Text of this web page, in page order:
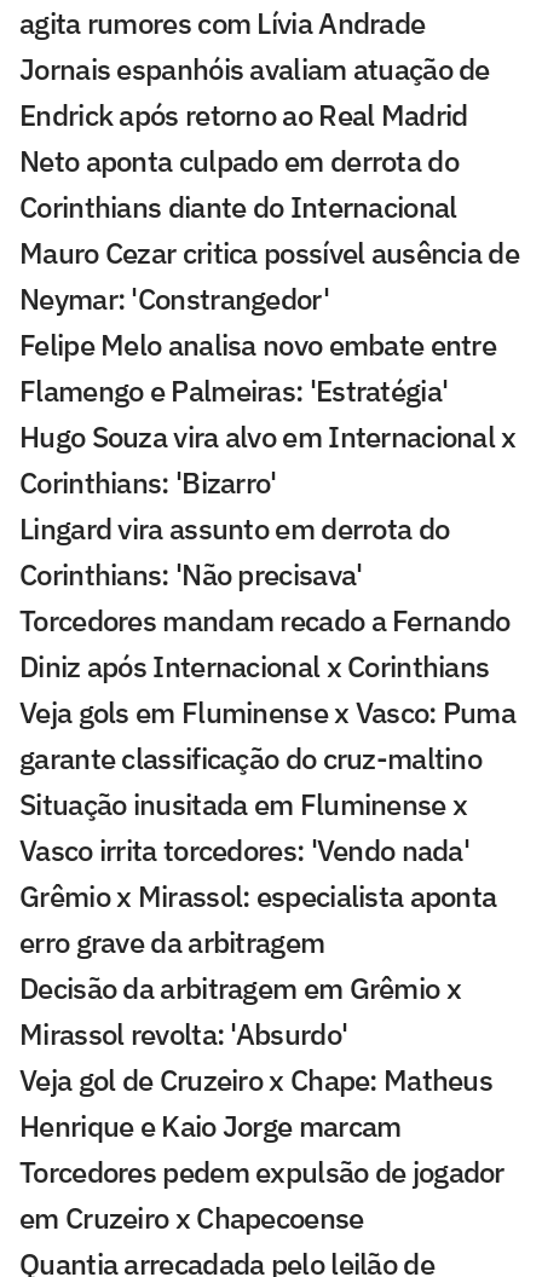
agita rumores com Lívia Andrade
Jornais espanhóis avaliam atuação de
Endrick após retorno ao Real Madrid
Neto aponta culpado em derrota do
Corinthians diante do Internacional
Mauro Cezar critica possível ausência de
Neymar: 'Constrangedor'
Felipe Melo analisa novo embate entre
Flamengo e Palmeiras: 'Estratégia'
Hugo Souza vira alvo em Internacional x
Corinthians: 'Bizarro'
Lingard vira assunto em derrota do
Corinthians: 'Não precisava'
Torcedores mandam recado a Fernando
Diniz após Internacional x Corinthians
Veja gols em Fluminense x Vasco: Puma
garante classificação do cruz-maltino
Situação inusitada em Fluminense x
Vasco irrita torcedores: 'Vendo nada'
Grêmio x Mirassol: especialista aponta
erro grave da arbitragem
Decisão da arbitragem em Grêmio x
Mirassol revolta: 'Absurdo'
Veja gol de Cruzeiro x Chape: Matheus
Henrique e Kaio Jorge marcam
Torcedores pedem expulsão de jogador
em Cruzeiro x Chapecoense
Quantia arrecadada pelo leilão de